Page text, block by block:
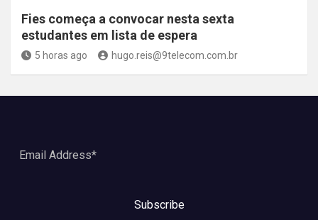
Fies começa a convocar nesta sexta
estudantes em lista de espera
5 horas ago hugo.reis@9telecom.com.br
Subscribe